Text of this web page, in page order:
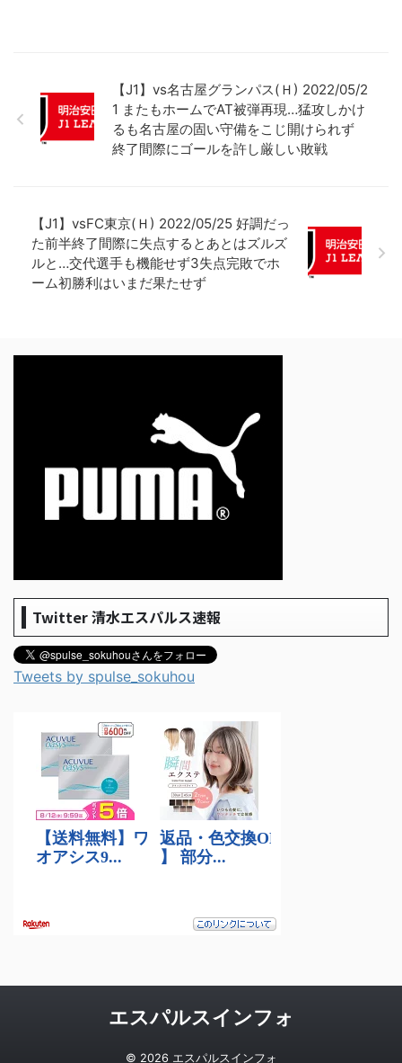
【J1】vs名古屋グランパス(Ｈ) 2022/05/2
1 またもホームでAT被弾再現…猛攻しかけ
るも名古屋の固い守備をこじ開けられず
終了間際にゴールを許し厳しい敗戦
【J1】vsFC東京(Ｈ) 2022/05/25 好調だっ
た前半終了間際に失点するとあとはズルズ
ルと…交代選手も機能せず3失点完敗でホ
ーム初勝利はいまだ果たせず
Twitter 清水エスパルス速報
Tweets by spulse_sokuhou
エスパルスインフォ
© 2026 エスパルスインフォ